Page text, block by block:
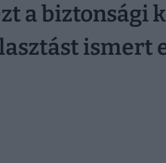
a biztonsági
ismert